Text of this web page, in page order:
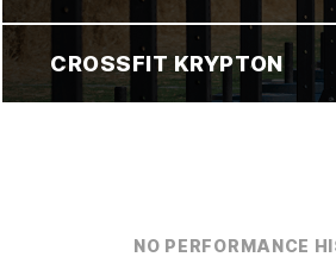
CROSSFIT KRYPTON
NO PERFORMANCE